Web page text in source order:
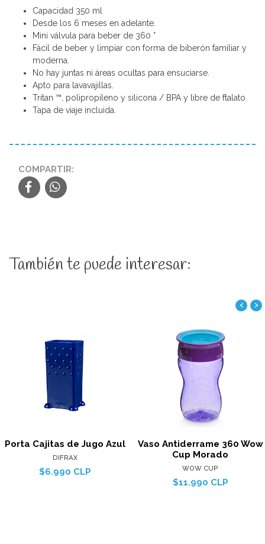
Capacidad 350 ml
Desde los 6 meses en adelante.
Mini válvula para beber de 360 ​​°
Fácil de beber y limpiar con forma de biberón familiar y
moderna.
No hay juntas ni áreas ocultas para ensuciarse.
Apto para lavavajillas.
Tritan ™, polipropileno y silicona / BPA y libre de ftalato.
Tapa de viaje incluida.
COMPARTIR:
También te puede interesar:
Porta Cajitas de Jugo Azul
DIFRAX
$6.990 CLP
Vaso Antiderrame 360 Wow
Cup Morado
WOW CUP
$11.990 CLP
‹ ›